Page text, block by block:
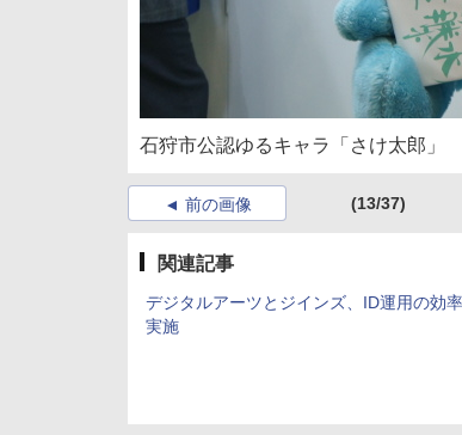
石狩市公認ゆるキャラ「さけ太郎」
前の画像 (13/37)
関連記事
デジタルアーツとジインズ、ID運用の効
実施